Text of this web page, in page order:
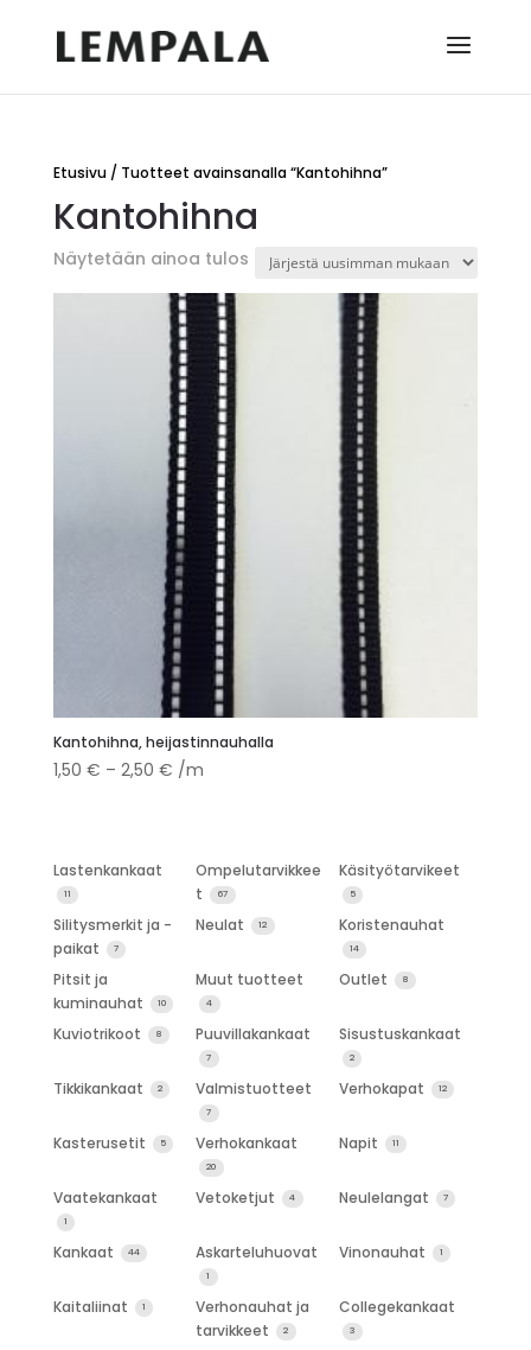
Etusivu/ Tuotteet avainsanalla “Kantohihna”
Kantohihna
Näytetään ainoa tulos
Kantohihna, heijastinnauhalla
1,50 € – 2,50 €Hintaluokka:
/m
Lastenkankaat
11
Ompelutarvikkee
t
67
Käsityötarvikeet
5
Silitysmerkit ja -
paikat
7
Neulat 12 Koristenauhat
14
Pitsit ja
kuminauhat
10
Muut tuotteet
4
Outlet 8
Kuviotrikoot 8 Puuvillakankaat
7
Sisustuskankaat
2
Tikkikankaat 2 Valmistuotteet
7
Verhokapat 12
Kasterusetit 5 Verhokankaat
20
Napit 11
Vaatekankaat
1
Vetoketjut 4 Neulelangat 7
Kankaat 44 Askarteluhuovat
1
Vinonauhat 1
Kaitaliinat 1
Verhonauhat ja
tarvikkeet
2
Collegekankaat
3